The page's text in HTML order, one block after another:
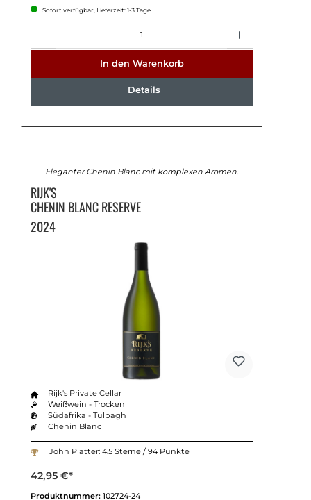
Sofort verfügbar, Lieferzeit: 1-3 Tage
In den Warenkorb
Details
Eleganter Chenin Blanc mit komplexen Aromen.
RIJK'S
CHENIN BLANC RESERVE
2024
Rijk's Private Cellar
Weißwein - Trocken
Südafrika - Tulbagh
Chenin Blanc
John Platter: 4.5 Sterne / 94 Punkte
42,95 €*
Produktnummer: 102724-24